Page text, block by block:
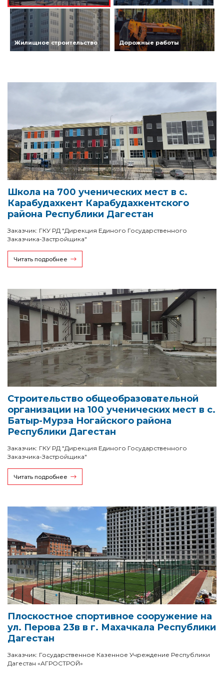
Жилищное строительство Дорожные работы
Школа на 700 ученических мест в с.
Карабудахкент Карабудахкентского
района Республики Дагестан
Заказчик: ГКУ РД "Дирекция Единого Государственного
Заказчика-Застройщика"
Читать подробнее
Строительство общеобразовательной
организации на 100 ученических мест в с.
Батыр-Мурза Ногайского района
Республики Дагестан
Заказчик: ГКУ РД "Дирекция Единого Государственного
Заказчика-Застройщика"
Читать подробнее
Плоскостное спортивное сооружение на
ул. Перова 23в в г. Махачкала Республики
Дагестан
Заказчик: Государственное Казенное Учреждение Республики
Дагестан «АГРОСТРОЙ»